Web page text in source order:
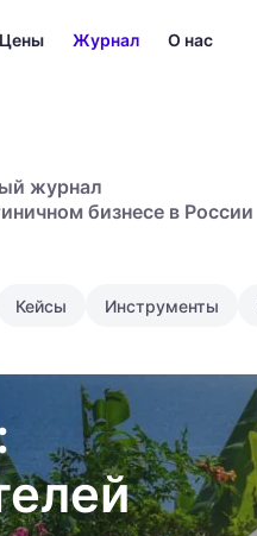
Цены Журнал О нас
журнал
бизнесе в России
Кейсы Инструменты